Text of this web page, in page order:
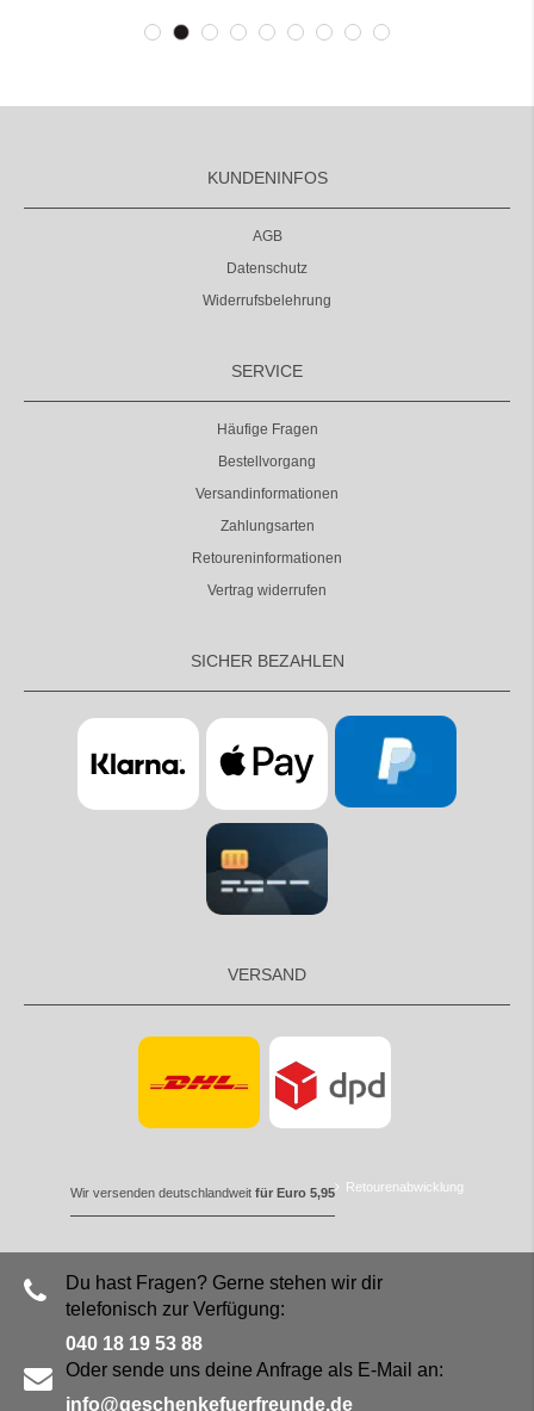
KUNDENINFOS
AGB
Datenschutz
Widerrufsbelehrung
SERVICE
Häufige Fragen
Bestellvorgang
Versandinformationen
Zahlungsarten
Retoureninformationen
Vertrag widerrufen
SICHER BEZAHLEN
VERSAND
Wir versenden deutschlandweit für Euro 5,95 Retourenabwicklung
Du hast Fragen? Gerne stehen wir dir
telefonisch zur Verfügung:
040 18 19 53 88
Oder sende uns deine Anfrage als E-Mail an:
info@geschenkefuerfreunde.de